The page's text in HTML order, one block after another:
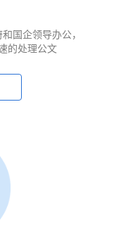
国企领导办公，
的处理公文